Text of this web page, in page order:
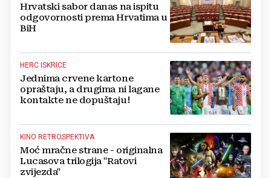
Hrvatski sabor danas na ispitu
odgovornosti prema Hrvatima u
BiH
HERC ISKRICE
Jednima crvene kartone
opraštaju, a drugima ni lagane
kontakte ne dopuštaju!
KINO RETROSPEKTIVA
Moć mračne strane - originalna
Lucasova trilogija "Ratovi
zvijezda"